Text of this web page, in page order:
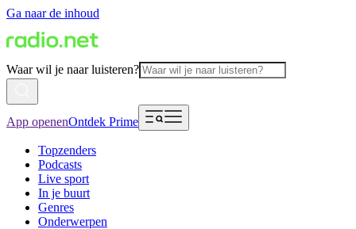
Ga naar de inhoud
Waar wil je naar luisteren?
App openenOntdek Prime
Topzenders
Podcasts
Live sport
In je buurt
Genres
Onderwerpen